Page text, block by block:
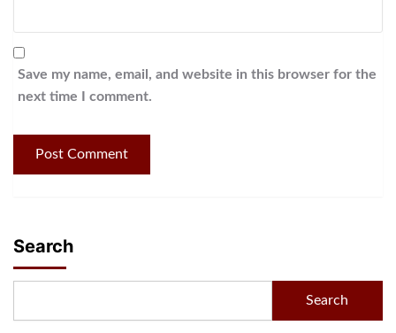
Save my name, email, and website in this browser for the
next time I comment.
Search
Search